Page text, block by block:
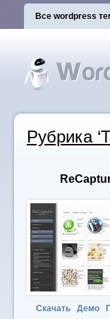
Все wordpress
Рубрика
Скачать Демо